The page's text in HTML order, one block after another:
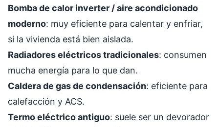
Bomba de calor inverter / aire acondicionado
moderno: muy eficiente para calentar y enfriar,
si la vivienda está bien aislada.
Radiadores eléctricos tradicionales: consumen
mucha energía para lo que dan.
Caldera de gas de condensación: eficiente para
calefacción y ACS.
Termo eléctrico antiguo: suele ser un devorador